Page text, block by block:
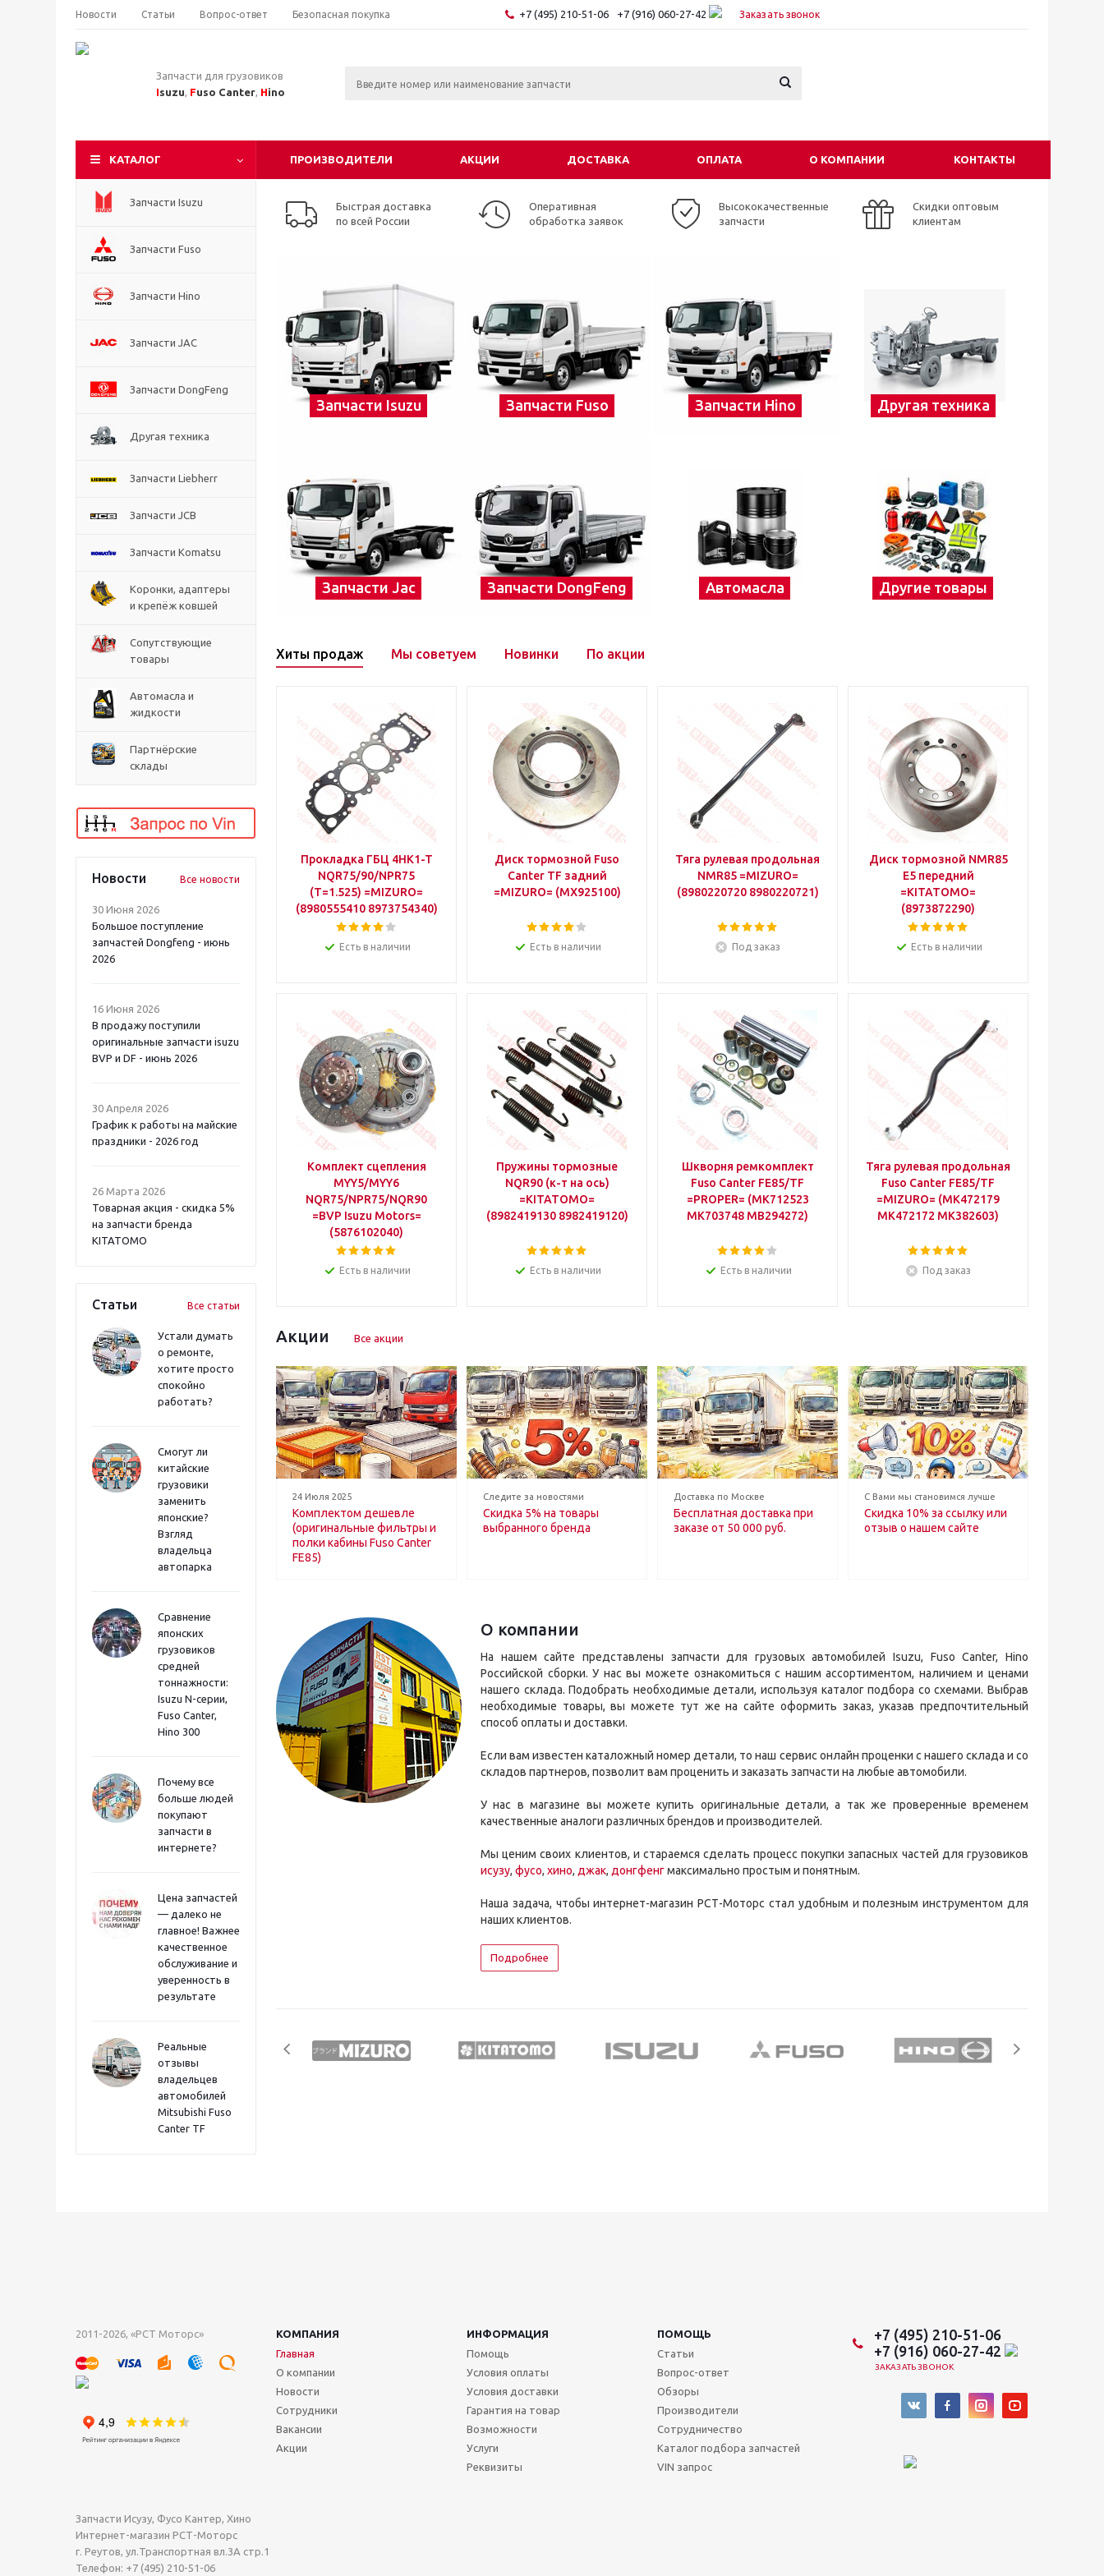
Новости Статьи Вопрос-ответ Безопасная покупка +7 (495) 210-51-06 +7 (916) 060-27-42 Заказать звонок
Запчасти для грузовиков
Isuzu, Fuso Canter, Hino
КАТАЛОГ ПРОИЗВОДИТЕЛИ АКЦИИ ДОСТАВКА ОПЛАТА О КОМПАНИИ КОНТАКТЫ
Запчасти Isuzu
Запчасти Fuso
Запчасти Hino
Запчасти JAC
Запчасти DongFeng
Другая техника
Запчасти Liebherr
Запчасти JCB
Запчасти Komatsu
Коронки, адаптеры
и крепёж ковшей
Сопутствующие
товары
Автомасла и
жидкости
Партнёрские
склады
Новости Все новости
30 Июня 2026
Большое поступление
запчастей Dongfeng - июнь
2026
16 Июня 2026
В продажу поступили
оригинальные запчасти isuzu
BVP и DF - июнь 2026
30 Апреля 2026
График к работы на майские
праздники - 2026 год
26 Марта 2026
Товарная акция - скидка 5%
на запчасти бренда
KITATOMO
Статьи Все статьи
Устали думать
о ремонте,
хотите просто
спокойно
работать?
Смогут ли
китайские
грузовики
заменить
японские?
Взгляд
владельца
автопарка
Сравнение
японских
грузовиков
средней
тоннажности:
Isuzu N-серии,
Fuso Canter,
Hino 300
Почему все
больше людей
покупают
запчасти в
интернете?
Цена запчастей
— далеко не
главное! Важнее
качественное
обслуживание и
уверенность в
результате
Реальные
отзывы
владельцев
автомобилей
Mitsubishi Fuso
Canter TF
Быстрая доставка
по всей России
Оперативная
обработка заявок
Высококачественные
запчасти
Скидки оптовым
клиентам
Запчасти Isuzu Запчасти Fuso Запчасти Hino Другая техника
Запчасти Jac Запчасти DongFeng Автомасла Другие товары
Хиты продаж Мы советуем Новинки По акции
Прокладка ГБЦ 4HK1-T
NQR75/90/NPR75
(Т=1.525) =MIZURO=
(8980555410 8973754340)
Есть в наличии
Диск тормозной Fuso
Canter TF задний
=MIZURO= (MX925100)
Есть в наличии
Тяга рулевая продольная
NMR85 =MIZURO=
(8980220720 8980220721)
Под заказ
Диск тормозной NMR85
E5 передний
=KITATOMO=
(8973872290)
Есть в наличии
Комплект сцепления
MYY5/MYY6
NQR75/NPR75/NQR90
=BVP Isuzu Motors=
(5876102040)
Есть в наличии
Пружины тормозные
NQR90 (к-т на ось)
=KITATOMO=
(8982419130 8982419120)
Есть в наличии
Шкворня ремкомплект
Fuso Canter FE85/TF
=PROPER= (MK712523
MK703748 MB294272)
Есть в наличии
Тяга рулевая продольная
Fuso Canter FE85/TF
=MIZURO= (MK472179
MK472172 MK382603)
Под заказ
Акции Все акции
24 Июля 2025
Комплектом дешевле
(оригинальные фильтры и
полки кабины Fuso Canter
FE85)
Следите за новостями
Скидка 5% на товары
выбранного бренда
Доставка по Москве
Бесплатная доставка при
заказе от 50 000 руб.
С Вами мы становимся лучше
Скидка 10% за ссылку или
отзыв о нашем сайте
О компании
На нашем сайте представлены запчасти для грузовых автомобилей Isuzu, Fuso Canter, Hino
Российской сборки. У нас вы можете ознакомиться с нашим ассортиментом, наличием и ценами
нашего склада. Подобрать необходимые детали, используя каталог подбора со схемами. Выбрав
необходимые товары, вы можете тут же на сайте оформить заказ, указав предпочтительный
способ оплаты и доставки.
Если вам известен каталожный номер детали, то наш сервис онлайн проценки с нашего склада и со
складов партнеров, позволит вам проценить и заказать запчасти на любые автомобили.
У нас в магазине вы можете купить оригинальные детали, а так же проверенные временем
качественные аналоги различных брендов и производителей.
Мы ценим своих клиентов, и стараемся сделать процесс покупки запасных частей для грузовиков
исузу, фусо, хино, джак, донгфенгмаксимально простым и понятным.
Наша задача, чтобы интернет-магазин РСТ-Моторс стал удобным и полезным инструментом для
наших клиентов.
Подробнее
2011-2026, «РСТ Моторс» КОМПАНИЯ ИНФОРМАЦИЯ
ПОМОЩЬ
Главная
О компании
Новости
Сотрудники
Вакансии
Акции
Помощь
Условия оплаты
Условия доставки
Гарантия на товар
Возможности
Услуги
Реквизиты
Статьи
Вопрос-ответ
Обзоры
Производители
Сотрудничество
Каталог подбора запчастей
VIN запрос
+7 (495) 210-51-06
+7 (916) 060-27-42
ЗАКАЗАТЬ ЗВОНОК
Запчасти Исузу, Фусо Кантер, Хино
Интернет-магазин РСТ-Моторс
г. Реутов, ул.Транспортная вл.3А стр.1
Телефон: +7 (495) 210-51-06